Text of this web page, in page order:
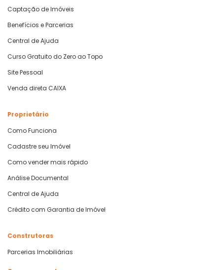
Captação de Imóveis
Benefícios e Parcerias
Central de Ajuda
Curso Gratuito do Zero ao Topo
Site Pessoal
Venda direta CAIXA
Proprietário
Como Funciona
Cadastre seu Imóvel
Como vender mais rápido
Análise Documental
Central de Ajuda
Crédito com Garantia de Imóvel
Construtoras
Parcerias Imobiliárias